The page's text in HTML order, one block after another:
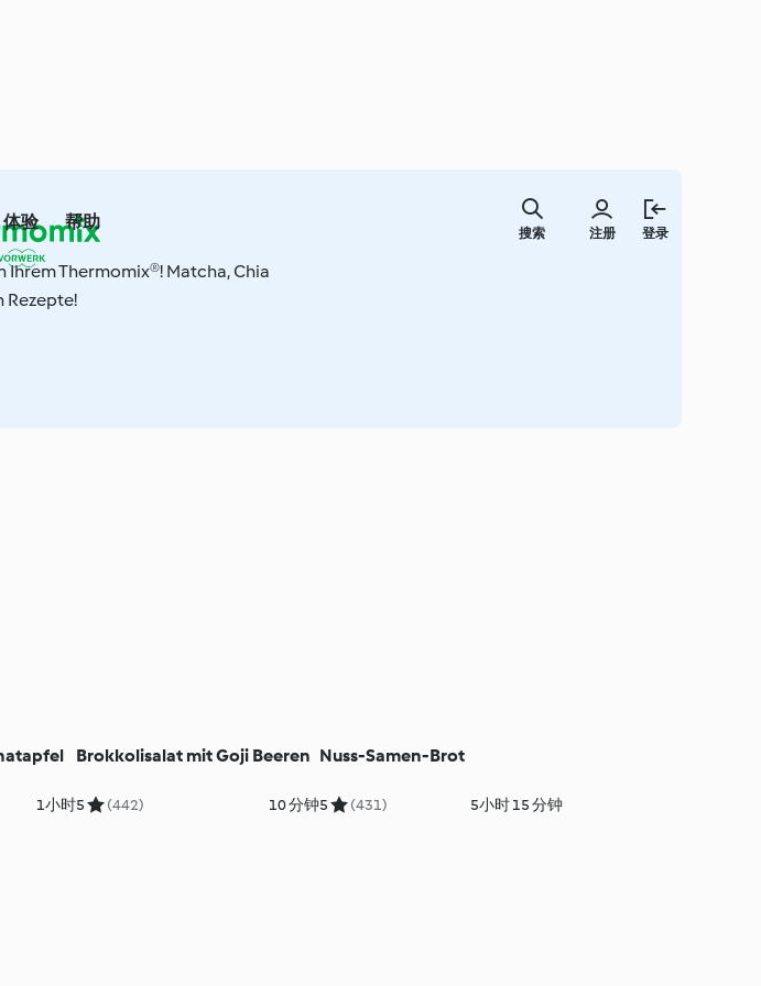
体验 帮助
注册 登录
搜索
Thermomix®! Matcha, Chia
Rezepte!
1小时
Brokkolisalat mit Goji Beeren
5 (442) 10 分钟
Nuss-Samen-Brot
5 (431) 5小时 15 分钟